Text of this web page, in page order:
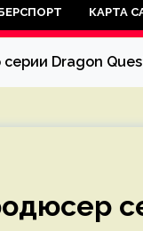
КАРТА
Dragon